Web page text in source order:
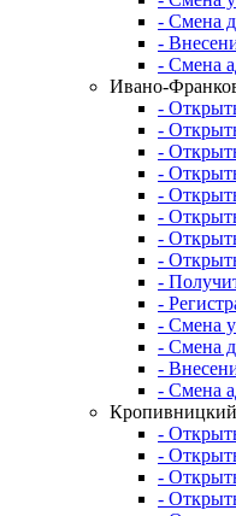
- Смена
-
- Смена
Ивано-
-
-
-
-
-
-
-
-
-
-
- Смена
- Смена
-
- Смена
Кропивницкий
-
-
-
-